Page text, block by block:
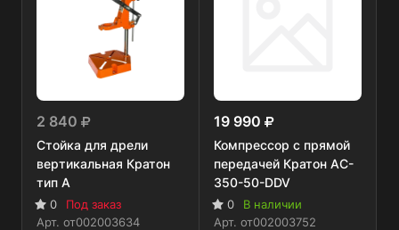
2 840
Стойка для дрели
вертикальная Кратон
тип А
0
Под заказ
Арт. от002003634
19 990
Компрессор с прямой
передачей Кратон AC-
350-50-DDV
0
В наличии
Арт. от002003752